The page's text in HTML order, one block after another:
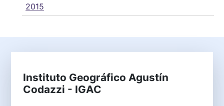
2015
Instituto Geográfico Agustín
Codazzi - IGAC